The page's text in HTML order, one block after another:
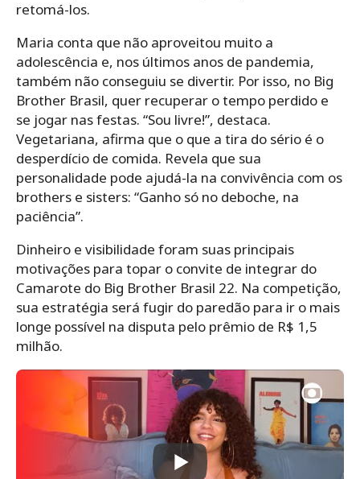
retomá-los.
Maria conta que não aproveitou muito a
adolescência e, nos últimos anos de pandemia,
também não conseguiu se divertir. Por isso, no Big
Brother Brasil, quer recuperar o tempo perdido e
se jogar nas festas. “Sou livre!”, destaca.
Vegetariana, afirma que o que a tira do sério é o
desperdício de comida. Revela que sua
personalidade pode ajudá-la na convivência com os
brothers e sisters: “Ganho só no deboche, na
paciência”.
Dinheiro e visibilidade foram suas principais
motivações para topar o convite de integrar do
Camarote do Big Brother Brasil 22. Na competição,
sua estratégia será fugir do paredão para ir o mais
longe possível na disputa pelo prêmio de R$ 1,5
milhão.